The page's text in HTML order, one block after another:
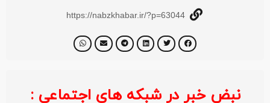
https://nabzkhabar.ir/?p=63044
نبض خبر در شبکه های اجتماعی :